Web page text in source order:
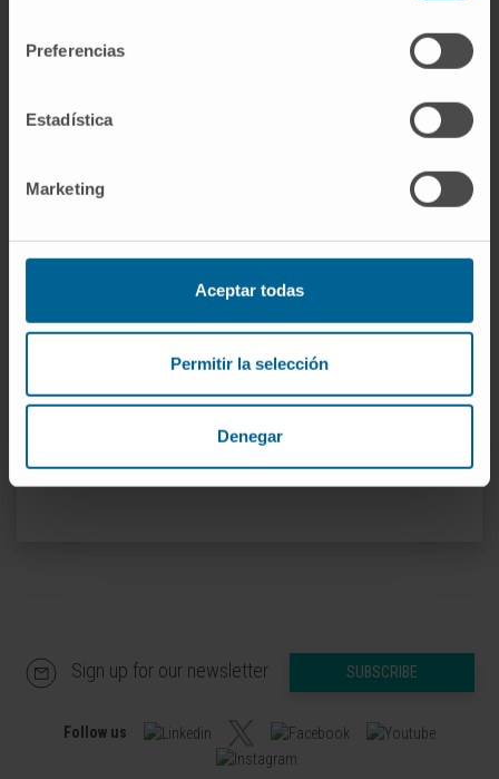
Preferencias
Estadística
Marketing
Aceptar todas
Permitir la selección
Denegar
Sign up for our newsletter SUBSCRIBE
Follow us